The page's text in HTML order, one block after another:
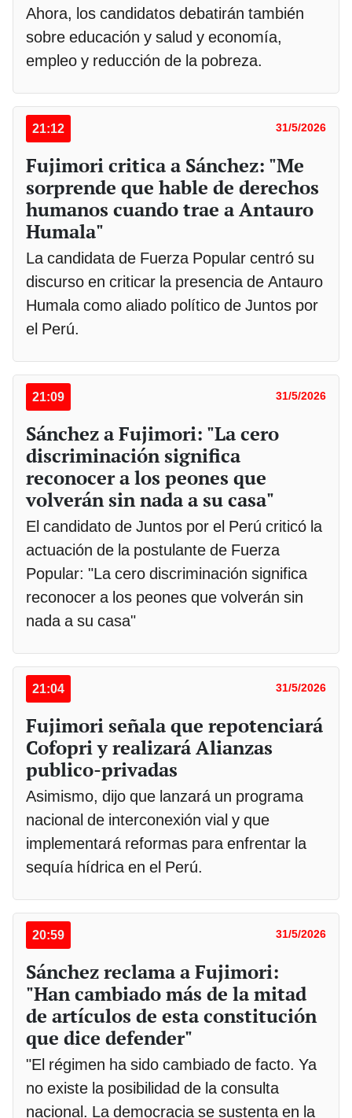
Ahora, los candidatos debatirán también
sobre educación y salud y economía,
empleo y reducción de la pobreza.
21:12 31/5/2026
Fujimori critica a Sánchez: "Me
sorprende que hable de derechos
humanos cuando trae a Antauro
Humala"
La candidata de Fuerza Popular centró su
discurso en criticar la presencia de Antauro
Humala como aliado político de Juntos por
el Perú.
21:09 31/5/2026
Sánchez a Fujimori: "La cero
discriminación significa
reconocer a los peones que
volverán sin nada a su casa"
El candidato de Juntos por el Perú criticó la
actuación de la postulante de Fuerza
Popular: "La cero discriminación significa
reconocer a los peones que volverán sin
nada a su casa"
21:04 31/5/2026
Fujimori señala que repotenciará
Cofopri y realizará Alianzas
publico-privadas
Asimismo, dijo que lanzará un programa
nacional de interconexión vial y que
implementará reformas para enfrentar la
sequía hídrica en el Perú.
20:59 31/5/2026
Sánchez reclama a Fujimori:
"Han cambiado más de la mitad
de artículos de esta constitución
que dice defender"
"El régimen ha sido cambiado de facto. Ya
no existe la posibilidad de la consulta
nacional. La democracia se sustenta en la